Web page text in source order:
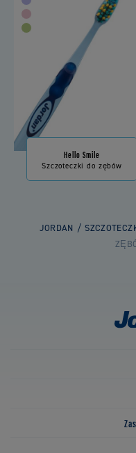
Hello Smile
Szczoteczki do zębów
JORDAN